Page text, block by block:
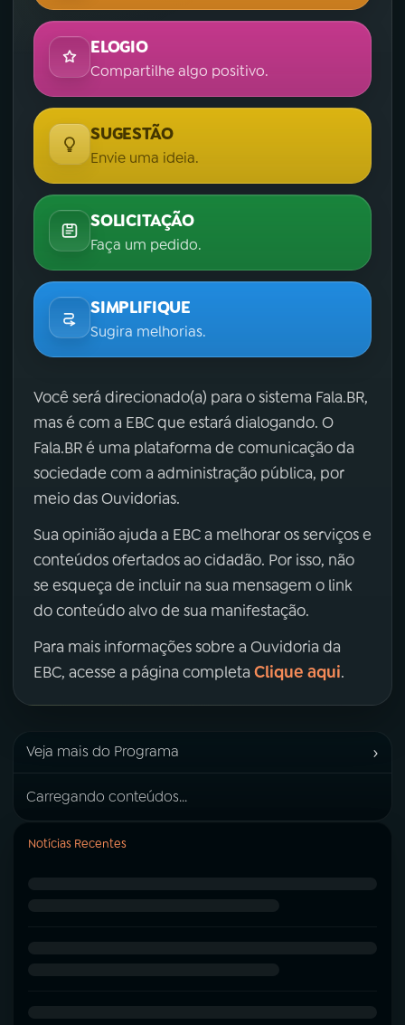
ELOGIO
Compartilhe algo positivo.
SUGESTÃO
Envie uma ideia.
SOLICITAÇÃO
Faça um pedido.
SIMPLIFIQUE
Sugira melhorias.
Você será direcionado(a) para o sistema Fala.BR,
mas é com a EBC que estará dialogando. O
Fala.BR é uma plataforma de comunicação da
sociedade com a administração pública, por
meio das Ouvidorias.
Sua opinião ajuda a EBC a melhorar os serviços e
conteúdos ofertados ao cidadão. Por isso, não
se esqueça de incluir na sua mensagem o link
do conteúdo alvo de sua manifestação.
Para mais informações sobre a Ouvidoria da
EBC, acesse a página completa Clique aqui.
Veja mais do Programa ›
Carregando conteúdos...
Notícias Recentes